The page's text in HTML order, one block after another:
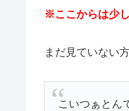
※ここからは少
まだ見ていない
こいつぁとん